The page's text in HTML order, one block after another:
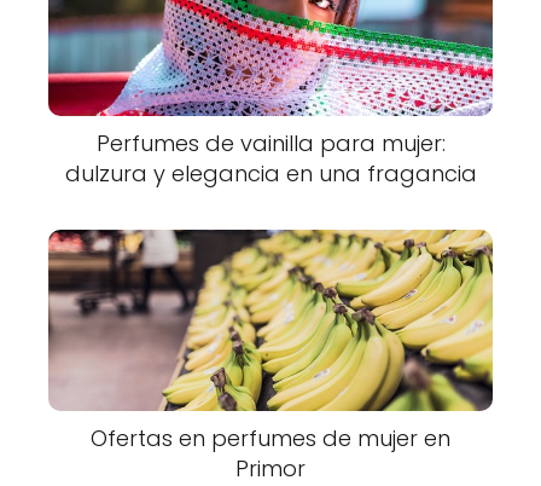
Perfumes de vainilla para mujer:
dulzura y elegancia en una fragancia
Ofertas en perfumes de mujer en
Primor